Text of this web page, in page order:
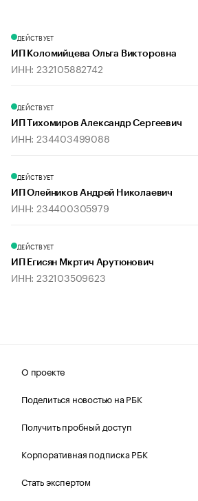
ДЕЙСТВУЕТ
ИП Коломийцева Ольга Викторовна
ИНН: 232105882742
ДЕЙСТВУЕТ
ИП Тихомиров Александр Сергеевич
ИНН: 234403499088
ДЕЙСТВУЕТ
ИП Олейников Андрей Николаевич
ИНН: 234400305979
ДЕЙСТВУЕТ
ИП Егисян Мкртич Арутюнович
ИНН: 232103509623
О проекте
Поделиться новостью на РБК
Получить пробный доступ
Корпоративная подписка РБК
Стать экспертом